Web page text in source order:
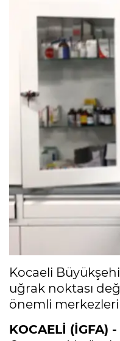
Kocaeli
uğrak noktası
önemli
KOCAELİ (İGFA) -